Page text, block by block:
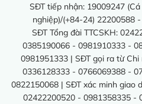
SĐT tiếp nhận: 19009247
nghiệp)/(+84-24) 22200588
SĐT Tổng đài TTCSKH:
0385190066 - 0981910333 -
0981951333 | SĐT gọi ra từ
0336128333 - 0766069388 -
0822150068 | SĐT xác minh giao
02422200520 - 0981358335 -